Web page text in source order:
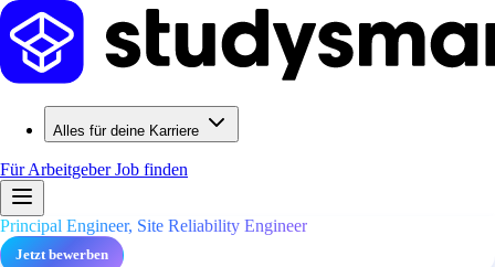
Alles für deine Karriere
Für ArbeitgeberJob finden
Principal Engineer, Site Reliability Engineer
Jetzt bewerben